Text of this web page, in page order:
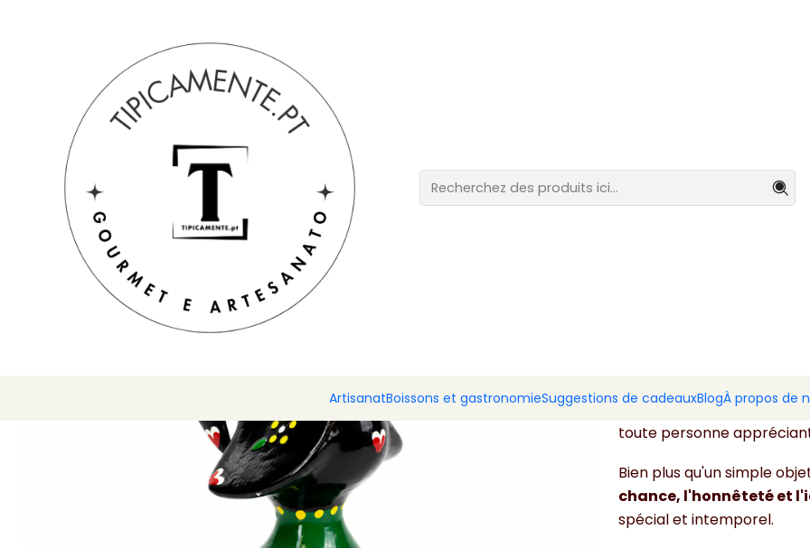
ArtisanatBoissons et gastronomieSuggestions de cadeauxBlogÀ propos de
Suggestions de cadeaux Suggestions de cadeaux
Avec son design éclatant
décorer les cuisines, les
toute personne
Bien plus qu'un simple
chance, l'honnêteté et
spécial et intemporel.